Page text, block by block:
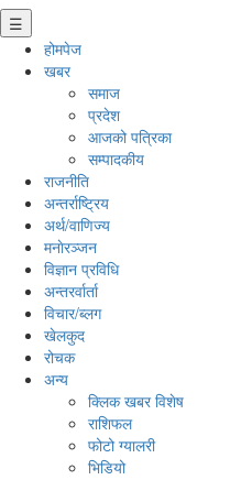
☰
होमपेज
खबर
समाज
प्रदेश
आजको पत्रिका
सम्पादकीय
राजनीति
अन्तर्राष्ट्रिय
अर्थ/वाणिज्य
मनाेरञ्जन
विज्ञान प्रविधि
अन्तरर्वार्ता
विचार/ब्लग
खेलकुद
रोचक
अन्य
क्लिक खबर विशेष
राशिफल
फोटो ग्यालरी
भिडियो